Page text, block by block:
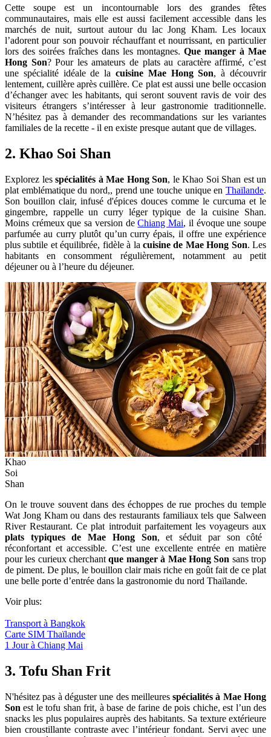
Cette soupe est un incontournable lors des grandes fêtes
communautaires, mais elle est aussi facilement accessible dans les
marchés de nuit, surtout autour du lac Jong Kham. Les locaux
l’adorent pour son pouvoir réchauffant et nourrissant, en particulier
lors des soirées fraîches dans les montagnes. Que manger à Mae
Hong Son? Pour les amateurs de plats au caractère affirmé, c’est
une spécialité idéale de la cuisine Mae Hong Son, à découvrir
lentement, cuillère après cuillère. Ce plat est aussi une belle occasion
d’échanger avec les habitants, qui seront souvent ravis de voir des
visiteurs étrangers s’intéresser à leur gastronomie traditionnelle.
N’hésitez pas à demander des recommandations sur les variantes
familiales de la recette - il en existe presque autant que de villages.
2. Khao Soi Shan
Explorez les spécialités à Mae Hong Son, le Khao Soi Shan est un
plat emblématique du nord,, prend une touche unique en Thaïlande.
Son bouillon clair, infusé d'épices douces comme le curcuma et le
gingembre, rappelle un curry léger typique de la cuisine Shan.
Moins crémeux que sa version deChiang Mai, il évoque une soupe
parfumée au curry plutôt qu’un curry épais, il offre une expérience
plus subtile et équilibrée, fidèle à la cuisine de Mae Hong Son. Les
habitants en consomment régulièrement, notamment au petit
déjeuner ou à l’heure du déjeuner.
Khao
Soi
Shan
On le trouve souvent dans des échoppes de rue proches du temple
Wat Jong Kham ou dans des restaurants familiaux tels que Salween
River Restaurant. Ce plat introduit parfaitement les voyageurs aux
plats typiques de Mae Hong Son, et séduit par son côté
réconfortant et accessible. C’est une excellente entrée en matière
pour les curieux cherchantque manger à Mae Hong Son sans trop
de piment. De plus, le bouillon clair mais riche en goût fait de ce plat
une belle porte d’entrée dans la gastronomie du nord Thaïlande.
Voir plus:
Transport à Bangkok
Carte SIM Thaïlande
1 Jour à Chiang Mai
3. Tofu Shan Frit
N'hésitez pas à déguster une des meilleuresspécialités à Mae Hong
Son est le tofu shan frit, à base de farine de pois chiche, est l’un des
snacks les plus populaires auprès des habitants. Sa texture extérieure
bien croustillante contraste avec l’intérieur fondant. Servi avec une